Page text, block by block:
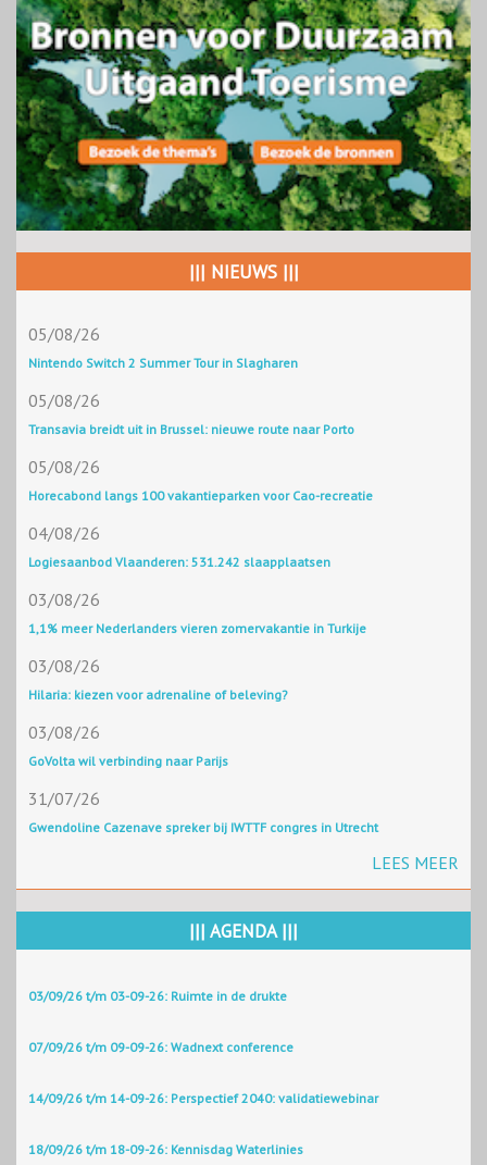
||| NIEUWS |||
05/08/26
Nintendo Switch 2 Summer Tour in Slagharen
05/08/26
Transavia breidt uit in Brussel: nieuwe route naar Porto
05/08/26
Horecabond langs 100 vakantieparken voor Cao-recreatie
04/08/26
Logiesaanbod Vlaanderen: 531.242 slaapplaatsen
03/08/26
1,1% meer Nederlanders vieren zomervakantie in Turkije
03/08/26
Hilaria: kiezen voor adrenaline of beleving?
03/08/26
GoVolta wil verbinding naar Parijs
31/07/26
Gwendoline Cazenave spreker bij IWTTF congres in Utrecht
LEES MEER
||| AGENDA |||
03/09/26 t/m 03-09-26: Ruimte in de drukte
07/09/26 t/m 09-09-26: Wadnext conference
14/09/26 t/m 14-09-26: Perspectief 2040: validatiewebinar
18/09/26 t/m 18-09-26: Kennisdag Waterlinies